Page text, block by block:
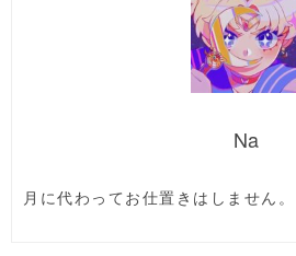
Na
月に代わってお仕置きはしません。